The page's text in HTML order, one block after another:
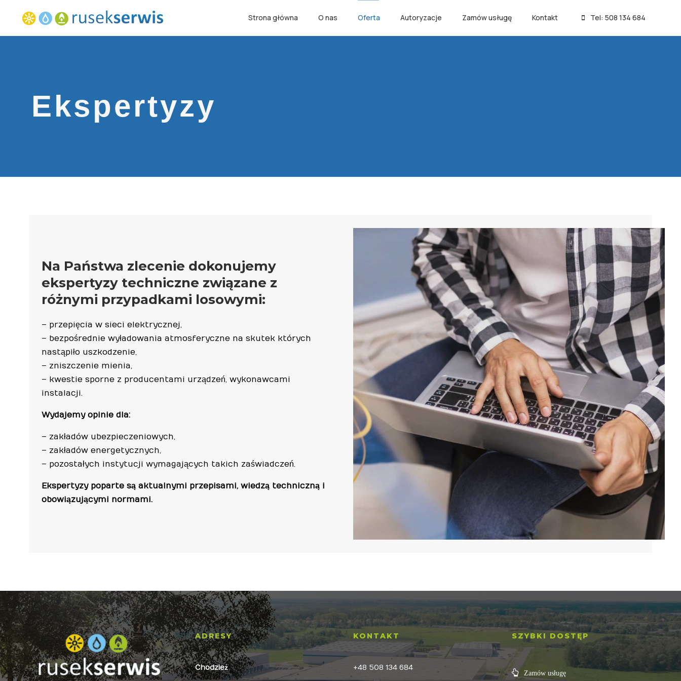
Strona główna O nas Oferta Autoryzacje Zamów usługę Kontakt Tel: 508 134 684
Ekspertyzy
Na Państwa zlecenie dokonujemy
ekspertyzy techniczne związane z
różnymi przypadkami losowymi:
– przepięcia w sieci elektrycznej,
– bezpośrednie wyładowania atmosferyczne na skutek których
nastąpiło uszkodzenie,
– zniszczenie mienia,
– kwestie sporne z producentami urządzeń, wykonawcami
instalacji.
Wydajemy opinie dla:
– zakładów ubezpieczeniowych,
– zakładów energetycznych,
– pozostałych instytucji wymagających takich zaświadczeń.
Ekspertyzy poparte są aktualnymi przepisami, wiedzą techniczną i
obowiązującymi normami.
ADRESY
Chodzież
KONTAKT
+48 508 134 684
SZYBKI DOSTĘP
Zamów usługę